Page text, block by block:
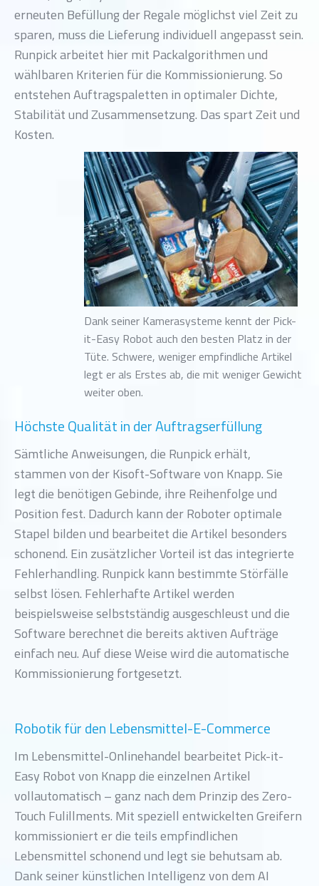
erneuten Befüllung der Regale möglichst viel Zeit zu
sparen, muss die Lieferung individuell angepasst sein.
Runpick arbeitet hier mit Packalgorithmen und
wählbaren Kriterien für die Kommissionierung. So
entstehen Auftragspaletten in optimaler Dichte,
Stabilität und Zusammensetzung. Das spart Zeit und
Kosten.
Dank seiner Kamerasysteme kennt der Pick-
it-Easy Robot auch den besten Platz in der
Tüte. Schwere, weniger empfindliche Artikel
legt er als Erstes ab, die mit weniger Gewicht
weiter oben.
Höchste Qualität in der Auftragserfüllung
Sämtliche Anweisungen, die Runpick erhält,
stammen von der Kisoft-Software von Knapp. Sie
legt die benötigen Gebinde, ihre Reihenfolge und
Position fest. Dadurch kann der Roboter optimale
Stapel bilden und bearbeitet die Artikel besonders
schonend. Ein zusätzlicher Vorteil ist das integrierte
Fehlerhandling. Runpick kann bestimmte Störfälle
selbst lösen. Fehlerhafte Artikel werden
beispielsweise selbstständig ausgeschleust und die
Software berechnet die bereits aktiven Aufträge
einfach neu. Auf diese Weise wird die automatische
Kommissionierung fortgesetzt.
Robotik für den Lebensmittel-E-Commerce
Im Lebensmittel-Onlinehandel bearbeitet Pick-it-
Easy Robot von Knapp die einzelnen Artikel
vollautomatisch – ganz nach dem Prinzip des Zero-
Touch Fulillments. Mit speziell entwickelten Greifern
kommissioniert er die teils empfindlichen
Lebensmittel schonend und legt sie behutsam ab.
Dank seiner künstlichen Intelligenz von dem AI